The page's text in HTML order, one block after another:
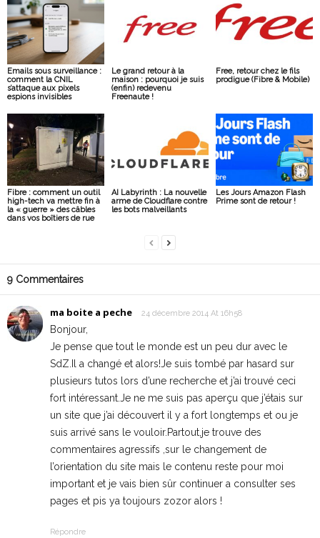
Emails sous surveillance :
comment la CNIL
s’attaque aux pixels
espions invisibles
Le grand retour à la
maison : pourquoi je suis
(enfin) redevenu
Freenaute !
Free, retour chez le fils
prodigue (Fibre & Mobile)
Fibre : comment un outil
high-tech va mettre fin à
la « guerre » des câbles
dans vos boîtiers de rue
AI Labyrinth : La nouvelle
arme de Cloudflare contre
les bots malveillants
Les Jours Amazon Flash
Prime sont de retour !
9 Commentaires
ma boite a peche 24 décembre 2014 At 16h58
Bonjour,
Je pense que tout le monde est un peu dur avec le
SdZ.Il a changé et alors!Je suis tombé par hasard sur
plusieurs tutos lors d’une recherche et j’ai trouvé ceci
fort intéressant.Je ne me suis pas aperçu que j’étais sur
un site que j’ai découvert il y a fort longtemps et ou je
suis arrivé sans le vouloir.Partout,je trouve des
commentaires agressifs ,sur le changement de
l’orientation du site mais le contenu reste pour moi
important et je vais bien sûr continuer a consulter ses
pages et pis ya toujours zozor alors !
Répondre